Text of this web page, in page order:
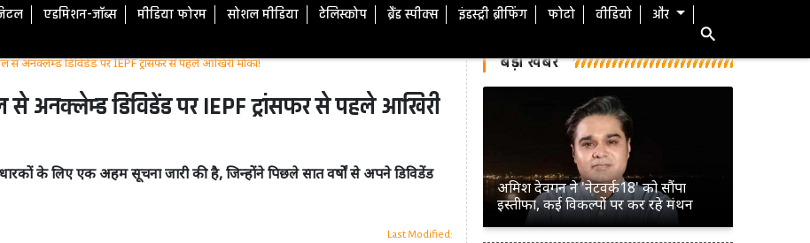
एडमिशन-जॉब्स मीडिया फोरम सोशल मीडिया टेलिस्कोप ब्रैंड स्पीक्स इंडस्ट्री ब्रीफिंग फोटो वीडियो और
से अनक्लेम्ड डिविडेंड पर IEPF ट्रांसफर से पहले आखिरी मौका!
से अनक्लेम्ड डिविडेंड पर IEPF ट्रांसफर से पहले आखिरी
के लिए एक अहम सूचना जारी की है, जिन्होंने पिछले सात वर्षों से अपने डिविडेंड
Last Modified:
बड़ी खबरें
अमिश देवगन ने 'नेटवर्क18' को सौंपा
इस्तीफा, कई विकल्पों पर कर रहे मंथन